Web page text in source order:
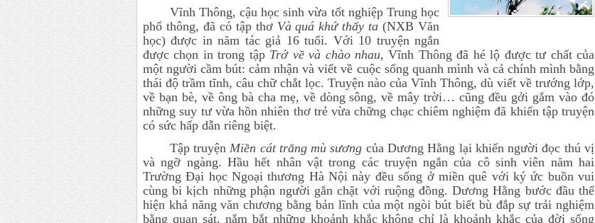
Vĩnh Thông, cậu học sinh vừa tốt nghiệp Trung học
phổ thông, đã có tập thơVà quá khứ thấy ta (NXB Văn
học) được in năm tác giả 16 tuổi. Với 10 truyện ngắn
được chọn in trong tập Trở về và chào nhau, Vĩnh Thông đã hé lộ được tư chất của
một người cầm bút: cảm nhận và viết về cuộc sống quanh mình và cả chính mình bằng
thái độ trầm tĩnh, câu chữ chắt lọc. Truyện nào của Vĩnh Thông, dù viết về trướng lớp,
về bạn bè, về ông bà cha mẹ, về dòng sông, về mây trời… cũng đều gởi gắm vào đó
những suy tư vừa hồn nhiên thơ trẻ vừa chững chạc chiêm nghiệm đã khiến tập truyện
có sức hấp dẫn riêng biệt.
Tập truyệnMiền cát trắng mù sương của Dương Hằng lại khiến người đọc thú vị
và ngỡ ngàng. Hầu hết nhân vật trong các truyện ngắn của cô sinh viên năm hai
Trường Đại học Ngoại thương Hà Nội này đều sống ở miền quê với ký ức buồn vui
cùng bi kịch những phận người gắn chặt với ruộng đồng. Dương Hằng bước đầu thể
hiện khả năng văn chương bằng bản lĩnh của một ngòi bút biết bù đắp sự trải nghiệm
bằng quan sát, nắm bắt những khoảnh khắc không chỉ là khoảnh khắc của đời sống